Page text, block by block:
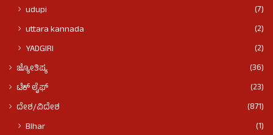
udupi
(7)
uttara kannada
(2)
YADGIRI
(2)
ಜ್ಯೋತಿಷ್ಯ
(36)
ಟೆಕ್ ಲೈಫ್
(23)
ದೇಶ/ವಿದೇಶ
(871)
BIhar
(1)